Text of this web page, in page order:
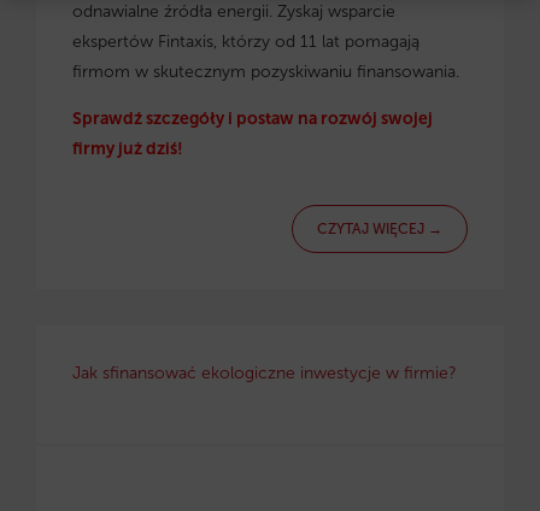
odnawialne źródła energii. Zyskaj wsparcie
ekspertów Fintaxis, którzy od 11 lat pomagają
firmom w skutecznym pozyskiwaniu finansowania.
Sprawdź szczegóły i postaw na rozwój swojej
firmy już dziś!
CZYTAJ WIĘCEJ →
Jak sfinansować ekologiczne inwestycje w firmie?